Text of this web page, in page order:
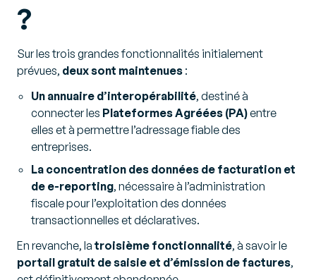
?
Sur les trois grandes fonctionnalités initialement
prévues, deux sont maintenues :
Un annuaire d’interopérabilité, destiné à
connecter les Plateformes Agréées (PA)entre
elles et à permettre l’adressage fiable des
entreprises.
La concentration des données de facturation et
de e-reporting, nécessaire à l’administration
fiscale pour l’exploitation des données
transactionnelles et déclaratives.
En revanche, la troisième fonctionnalité, à savoir le
portail gratuit de saisie et d’émission de factures,